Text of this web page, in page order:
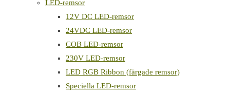
LED-remsor
12V DC LED-remsor
24VDC LED-remsor
COB LED-remsor
230V LED-remsor
LED RGB Ribbon (färgade remsor)
Speciella LED-remsor